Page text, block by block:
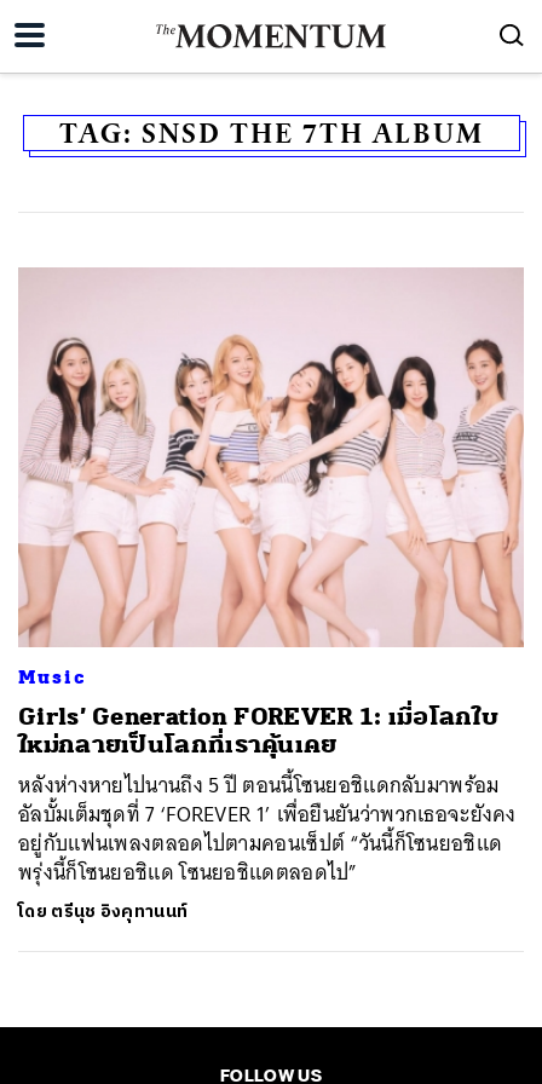
TAG: SNSD THE 7TH ALBUM
Music
Girls’ Generation FOREVER 1: เมื่อโลกใบ
ใหม่กลายเป็นโลกที่เราคุ้นเคย
หลังห่างหายไปนานถึง 5 ปี ตอนนี้โซนยอชิแดกลับมาพร้อม
อัลบั้มเต็มชุดที่ 7 ‘FOREVER 1’ เพื่อยืนยันว่าพวกเธอจะยังคง
อยู่กับแฟนเพลงตลอดไปตามคอนเซ็ปต์ “วันนี้ก็โซนยอชิแด
พรุ่งนี้ก็โซนยอชิแด โซนยอชิแดตลอดไป”
โดย ตรีนุช อิงคุทานนท์
FOLLOW US
ค้นหา
SHARE TWEET LINE EMAIL